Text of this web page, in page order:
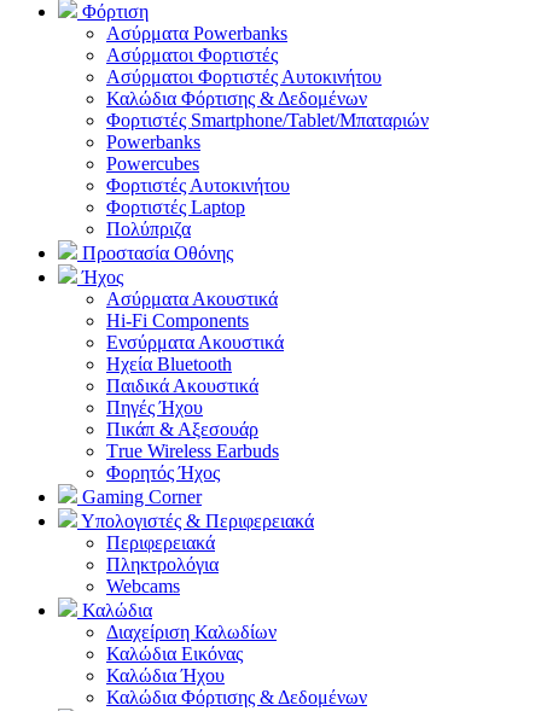
Φόρτιση
Ασύρματα Powerbanks
Aσύρματοι Φορτιστές
Ασύρματοι Φορτιστές Αυτοκινήτου
Καλώδια Φόρτισης & Δεδομένων
Φορτιστές Smartphone/Tablet/Μπαταριών
Powerbanks
Powercubes
Φορτιστές Αυτοκινήτου
Φορτιστές Laptop
Πολύπριζα
Προστασία Οθόνης
Ήχος
Ασύρματα Ακουστικά
Hi-Fi Components
Ενσύρματα Ακουστικά
Ηχεία Bluetooth
Παιδικά Ακουστικά
Πηγές Ήχου
Πικάπ & Αξεσουάρ
Τrue Wireless Earbuds
Φορητός Ήχος
Gaming Corner
Υπολογιστές & Περιφερειακά
Περιφερειακά
Πληκτρολόγια
Webcams
Καλώδια
Διαχείριση Καλωδίων
Καλώδια Εικόνας
Καλώδια Ήχου
Καλώδια Φόρτισης & Δεδομένων